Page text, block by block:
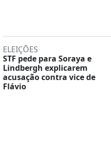
ELEIÇÕES
STF pede para Soraya e
Lindbergh explicarem
acusação contra vice de
Flávio